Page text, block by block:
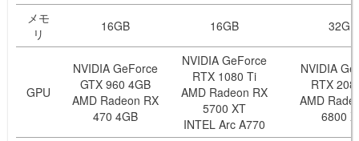
メモ
リ
16GB 16GB 32GB
GPU
NVIDIA GeForce
GTX 960 4GB
AMD Radeon RX
470 4GB
NVIDIA GeForce
RTX 1080 Ti
AMD Radeon RX
5700 XT
INTEL Arc A770
NVIDIA
RTX
AMD
6800